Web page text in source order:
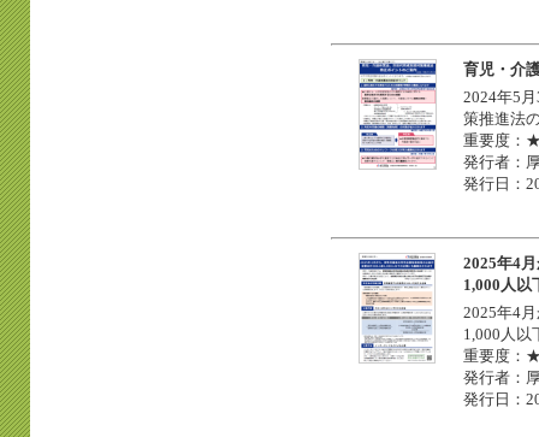
育児・介
2024年5
策推進法
重要度
発行者：
発行日：
2025年4
1,000人以
2025年4
1,000人以
重要度
発行者：
発行日：